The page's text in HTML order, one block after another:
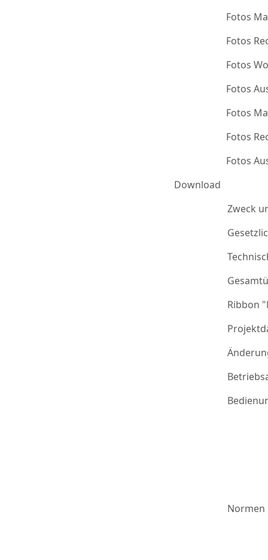
Fotos
Fotos
Fotos
Fotos
Fotos
Fotos
Fotos
Download
Zweck
Ribbon
Normen